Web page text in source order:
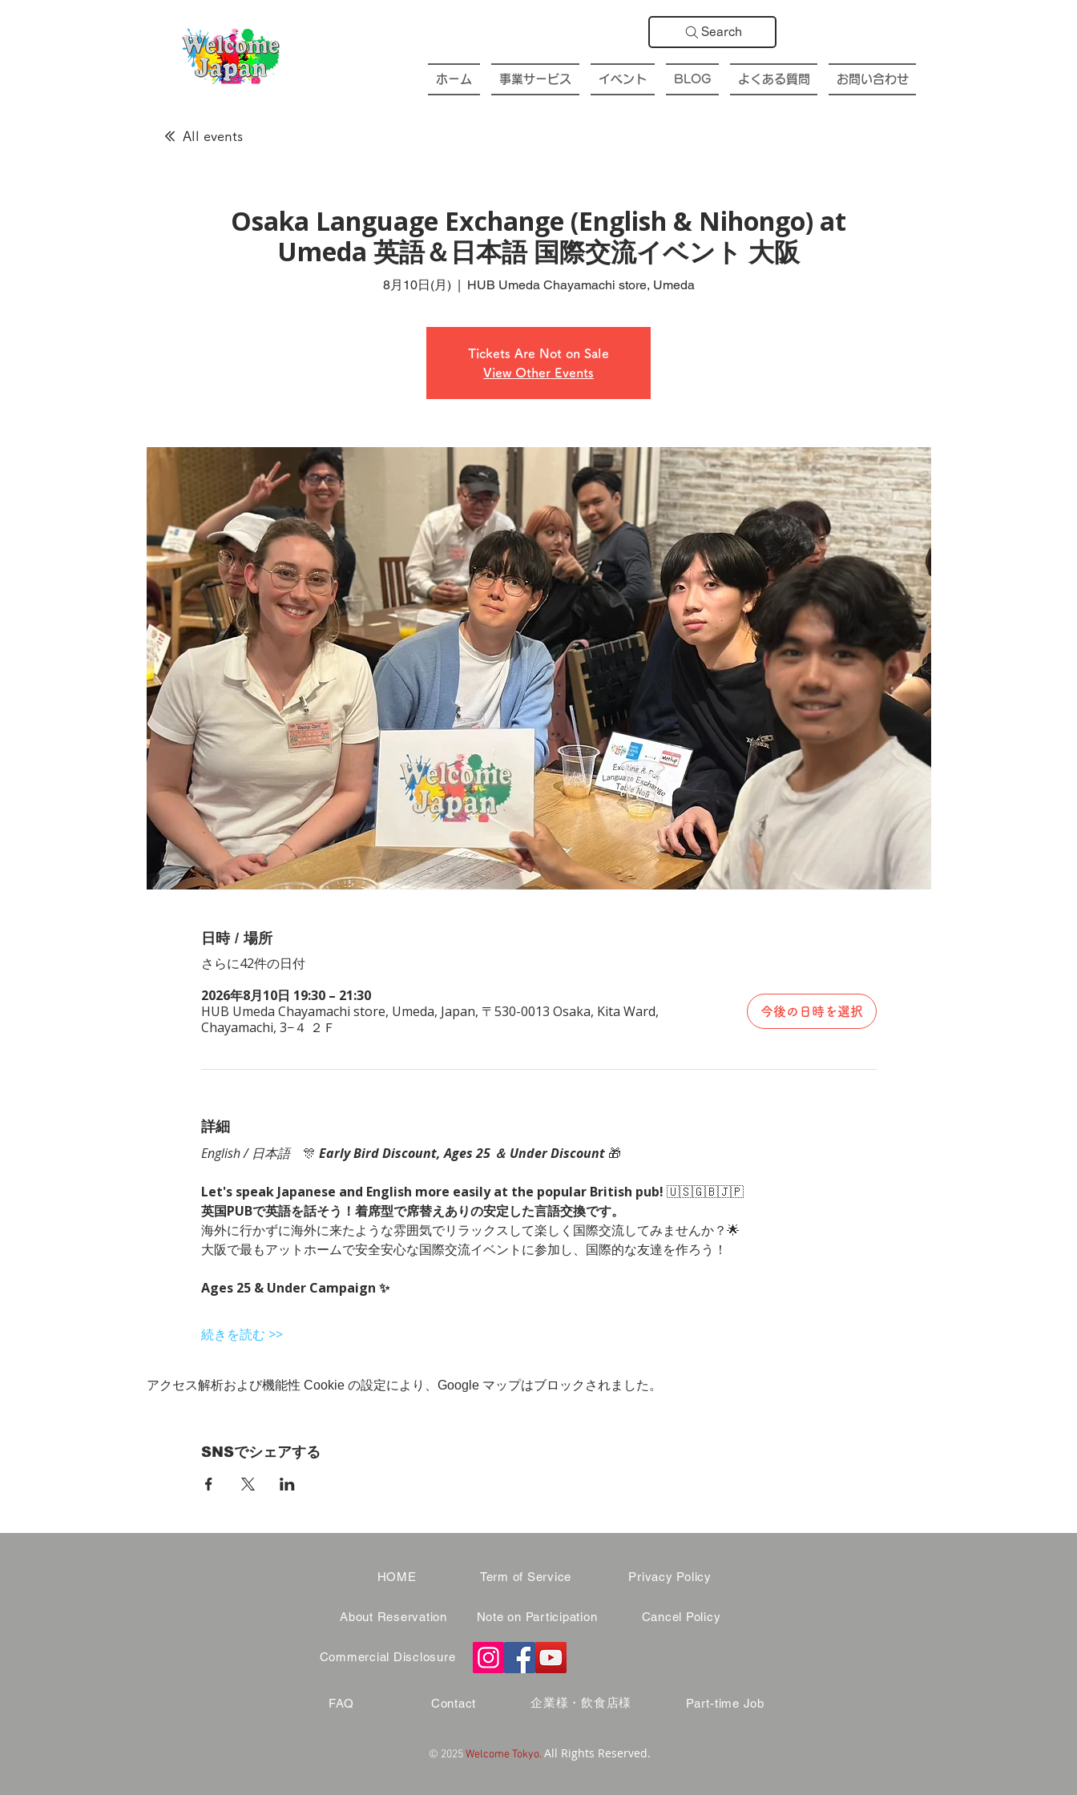
Search
ホーム 事業サービス イベント BLOG よくある質問 お問い合わせ
All events
Osaka Language Exchange (English & Nihongo) at
Umeda 英語＆日本語 国際交流イベント 大阪
8月10日(月)
  |
HUB Umeda Chayamachi store, Umeda
Tickets Are Not on Sale
View Other Events
日時 / 場所
さらに42件の日付
2026年8月10日 19:30 – 21:30
HUB Umeda Chayamachi store, Umeda, Japan, 〒530-0013 Osaka, Kita Ward,
Chayamachi, 3−４ ２Ｆ
今後の日時を選択
詳細
English / 日本語 🎊 Early Bird Discount, Ages 25 ＆ Under Discount 🎁
Let's speak Japanese and English more easily at the popular British pub! 🇺🇸🇬🇧🇯🇵
英国PUBで英語を話そう！着席型で席替えありの安定した言語交換です。
海外に行かずに海外に来たような雰囲気でリラックスして楽しく国際交流してみませんか？🌟
大阪で最もアットホームで安全安心な国際交流イベントに参加し、国際的な友達を作ろう！
Ages 25 & Under Campaign ✨
続きを読む >>
アクセス解析および機能性 Cookie の設定により、Google マップはブロックされました。
SNSでシェアする
HOME
About Reservation
Term of Service
Note on Participation
Privacy Policy
Cancel Policy
Commercial Disclosure
FAQ Contact 企業様・飲食店様 Part-time Job
© 2025Welcome Tokyo. All Rights Reserved.